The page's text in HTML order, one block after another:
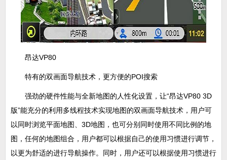
昂达VP80
特有的双画面导航技术，更方便的POI搜索
强劲的硬件性能与全新地图的人性化设置，让“昂达VP80 3D
版”能充分的利用多线程技术实现地图的双画面导航技术，用户可
以同时浏览平面地图、3D地图，也可分别同时使用不同比例的地
图，任何的地图组合，用户都可以根据自己的使用习惯进行调节，
以更为舒适的进行导航操作。同时，用户还可以根据使用习惯进行